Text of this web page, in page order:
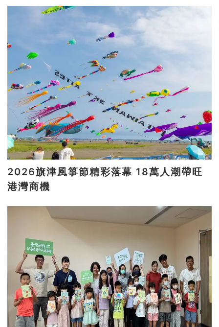
2026旗津風箏節精彩落幕 18萬人潮帶旺
港灣商機